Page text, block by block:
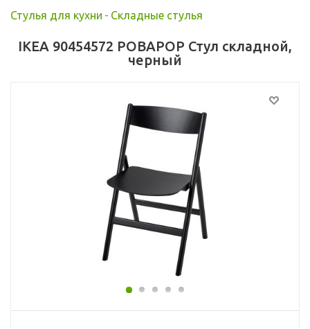
Стулья для кухни - Складные стулья
IKEA 90454572 РОВАРОР Стул складной,
черный